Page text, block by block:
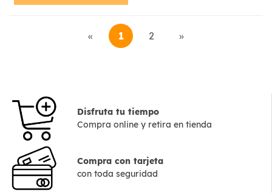
« 1 2 »
Disfruta tu tiempo
Compra online y retira en tienda
Compra con tarjeta
con toda seguridad